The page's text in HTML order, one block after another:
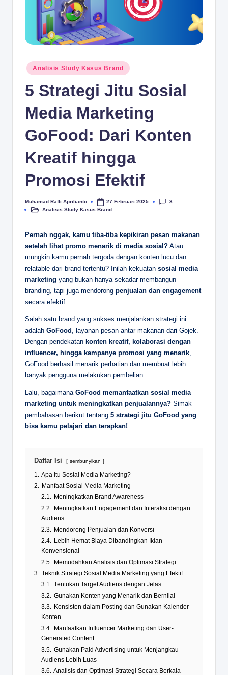
m
Posted
in
Analisis Study Kasus Brand
5 Strategi Jitu Sosial
Media Marketing
GoFood: Dari Konten
Kreatif hingga
Promosi Efektif
Posted
by
Muhamad Rafli Aprilianto 27 Februari 2025
3
PostedAnalisis Study Kasus Brand
Pernah nggak, kamu tiba-tiba kepikiran pesan makanan
setelah lihat promo menarik di media sosial? Atau
mungkin kamu pernah tergoda dengan konten lucu dan
relatable dari brand tertentu? Inilah kekuatan sosial media
marketing yang bukan hanya sekadar membangun
branding, tapi juga mendorong penjualan dan engagement
secara efektif.
Salah satu brand yang sukses menjalankan strategi ini
adalah GoFood , layanan pesan-antar makanan dari Gojek.
Dengan pendekatan konten kreatif, kolaborasi dengan
influencer, hingga kampanye promosi yang menarik,
GoFood berhasil menarik perhatian dan membuat lebih
banyak pengguna melakukan pembelian.
Lalu, bagaimana GoFood memanfaatkan sosial media
marketing untuk meningkatkan penjualannya? Simak
pembahasan berikut tentang 5 strategi jitu GoFood yang
bisa kamu pelajari dan terapkan!
Daftar Isi sembunyikan
1.
Apa Itu Sosial Media Marketing?
2.
Manfaat Sosial Media Marketing
2.1.
Meningkatkan Brand Awareness
2.2.
Meningkatkan Engagement dan Interaksi dengan
Audiens
2.3.
Mendorong Penjualan dan Konversi
2.4.
Lebih Hemat Biaya Dibandingkan Iklan
Konvensional
2.5.
Memudahkan Analisis dan Optimasi Strategi
3.
Teknik Strategi Sosial Media Marketing yang Efektif
3.1.
Tentukan Target Audiens dengan Jelas
3.2.
Gunakan Konten yang Menarik dan Bernilai
3.3.
Konsisten dalam Posting dan Gunakan Kalender
Konten
3.4.
Manfaatkan Influencer Marketing dan User-
Generated Content
3.5.
Gunakan Paid Advertising untuk Menjangkau
Audiens Lebih Luas
3.6.
Analisis dan Optimasi Strategi Secara Berkala